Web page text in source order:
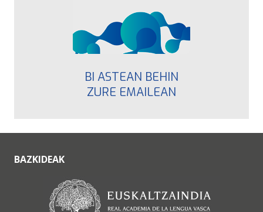
BI ASTEAN BEHIN
ZURE EMAILEAN
BAZKIDEAK